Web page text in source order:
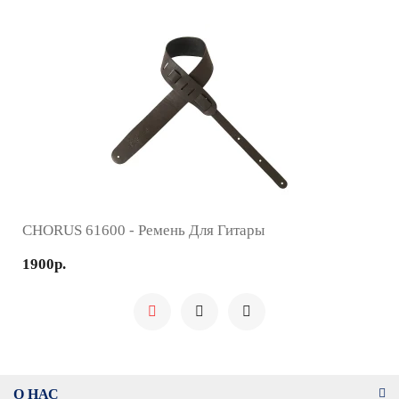
CHORUS 61600 - Ремень Для Гитары
1900р.
О НАС